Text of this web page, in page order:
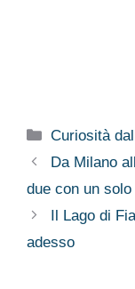
Categorie
Curiosità
Da Milano
due con un
Il Lago di
adesso